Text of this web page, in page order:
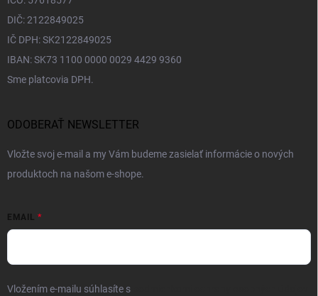
DIČ: 2122849025
IČ DPH: SK2122849025
IBAN: SK73 1100 0000 0029 4429 9360
Sme platcovia DPH.
ODOBERAŤ NEWSLETTER
Vložte svoj e-mail a my Vám budeme zasielať informácie o nových
produktoch na našom e-shope.
EMAIL
Vložením e-mailu súhlasíte s